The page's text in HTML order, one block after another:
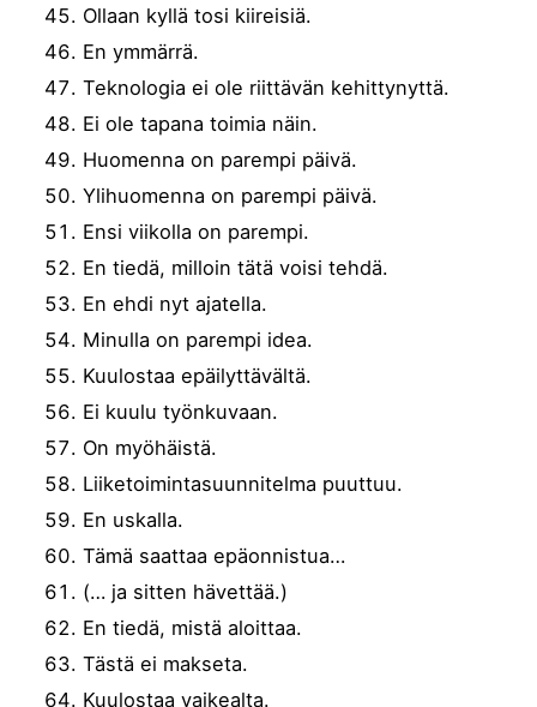
Ollaan kyllä tosi kiireisiä.
En ymmärrä.
Teknologia ei ole riittävän kehittynyttä.
Ei ole tapana toimia näin.
Huomenna on parempi päivä.
Ylihuomenna on parempi päivä.
Ensi viikolla on parempi.
En tiedä, milloin tätä voisi tehdä.
En ehdi nyt ajatella.
Minulla on parempi idea.
Kuulostaa epäilyttävältä.
Ei kuulu työnkuvaan.
On myöhäistä.
Liiketoimintasuunnitelma puuttuu.
En uskalla.
Tämä saattaa epäonnistua…
(… ja sitten hävettää.)
En tiedä, mistä aloittaa.
Tästä ei makseta.
Kuulostaa vaikealta.